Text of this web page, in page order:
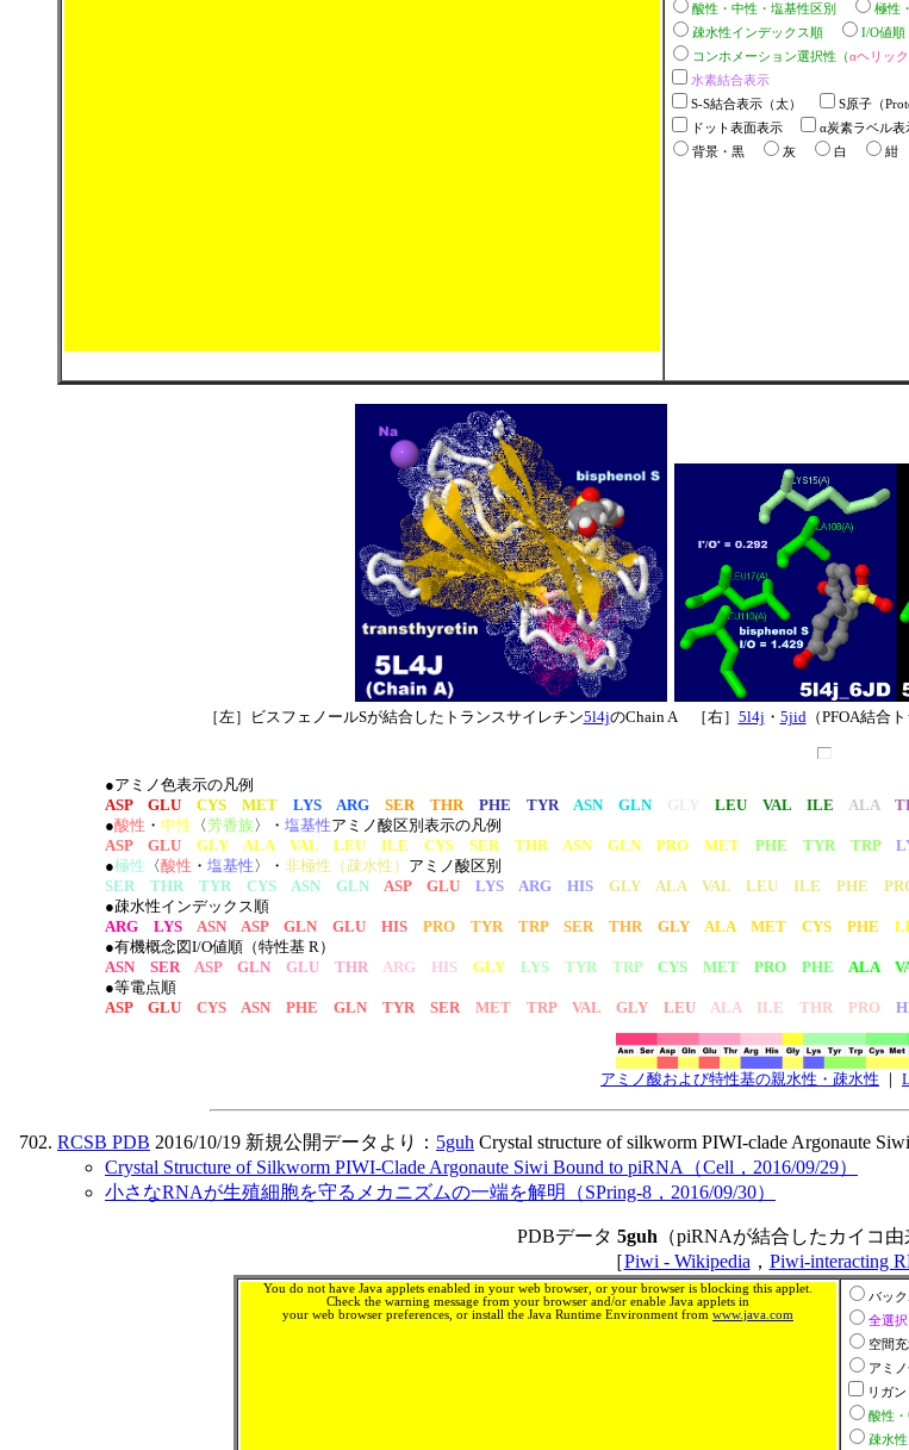
酸性・中性・塩基性区別
極性
疎水性インデックス順
I/O値
コンホメーション選択性（αヘリック
水素結合表示
S-S結合表示（太）
S原子（
ドット表面表示
α炭素ラベル表
背景・黒
灰 白 紺
［左］ビスフェノールSが結合したトランスサイレチン5l4jのChain A ［右］ 5l4j ・ 5jid（PFOA結合
●アミノ色表示の凡例
ASP GLU
CYS MET LYS ARG SER THR PHE TYR ASN GLN LEU VAL ILE ALA
●酸性 ・ 中性 〈芳香族〉・ 塩基性アミノ酸区別表示の凡例
ASP GLU
GLY ALA VAL LEU ILE CYS SER THR ASN GLN PRO MET PHE TYR TRP
●極性 〈酸性 ・ 塩基性 〉・ 非極性（疎水性） アミノ酸区別
SER THR TYR CYS ASN GLN
ASP GLU LYS ARG HIS
GLY ALA VAL LEU ILE PHE
●疎水性インデックス順
ARG LYS
ASN ASP GLN GLU HIS PRO TYR TRP SER THR GLY ALA MET CYS PHE
●有機概念図I/O値順（特性基 R）
ASN SER
ASP GLN GLU THR ARG HIS GLY LYS TYR TRP CYS MET PRO PHE
ALA
●等電点順
ASP GLU
CYS ASN PHE GLN TYR SER MET TRP VAL GLY LEU ALA ILE THR PRO
アミノ酸および特性基の親水性・疎水性 ｜
RCSB PDB 2016/10/19 新規公開データより： 5guh Crystal structure of silkworm PIWI-clade Argonaute
Crystal Structure of Silkworm PIWI-Clade Argonaute Siwi Bound to piRNA（Cell，2016/09/29）
小さなRNAが生殖細胞を守るメカニズムの一端を解明（SPring-8，2016/09/30）
PDBデータ 5guh （piRNAが結合したカイコ
［Piwi - Wikipedia ， Piwi-interacting
You do not have Java applets enabled in your web browser, or your browser is blocking this applet.
Check the warning message from your browser and/or enable Java applets in
your web browser preferences, or install the Java Runtime Environment from www.java.com
バッ
全選
空間
アミ
リガ
酸性
疎水